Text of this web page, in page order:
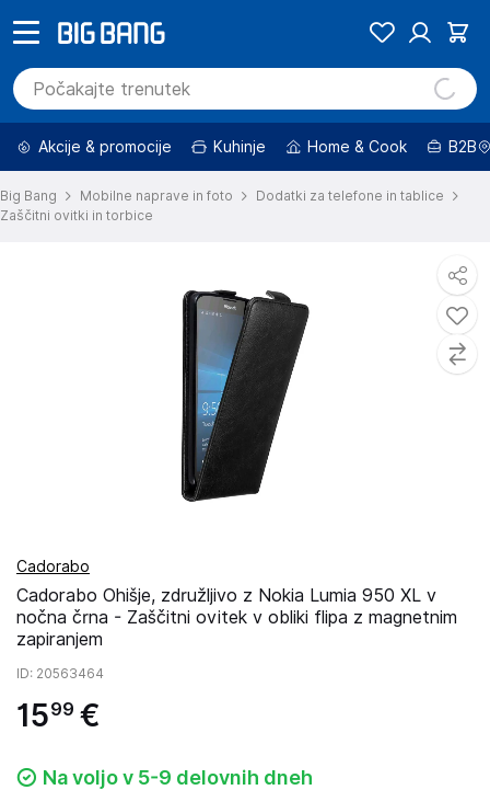
Akcije & promocije Kuhinje Home & Cook B2B
Big Bang Mobilne naprave in foto
Dodatki za telefone in tablice
Zaščitni ovitki in torbice
Cadorabo
Cadorabo Ohišje, združljivo z Nokia Lumia 950 XL v
nočna črna - Zaščitni ovitek v obliki flipa z magnetnim
zapiranjem
ID: 20563464
1599 €
Na voljo v 5-9 delovnih dneh